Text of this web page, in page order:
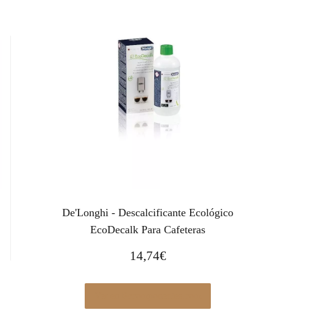
De'Longhi - Descalcificante Ecológico
EcoDecalk Para Cafeteras
14,74€